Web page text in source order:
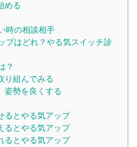
める
時の相談相手
プはどれ？やる気スイッチ診
？
り組んでみる
姿勢を良くする
るとやる気アップ
るとやる気アップ
るとやる気アップ